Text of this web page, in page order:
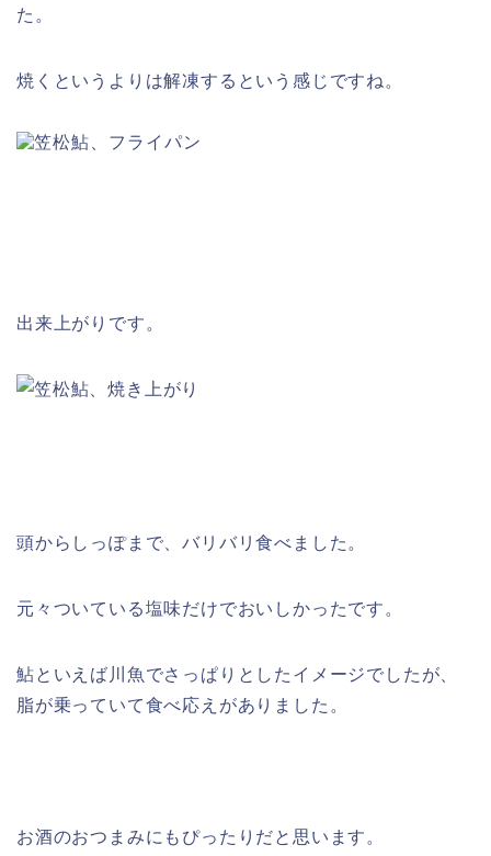
た。
焼くというよりは解凍するという感じですね。
出来上がりです。
頭からしっぽまで、バリバリ食べました。
元々ついている塩味だけでおいしかったです。
鮎といえば川魚でさっぱりとしたイメージでしたが、
脂が乗っていて食べ応えがありました。
お酒のおつまみにもぴったりだと思います。